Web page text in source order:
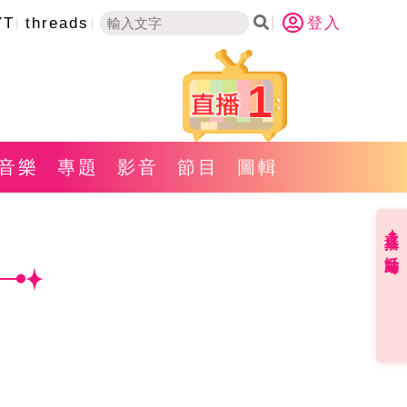
threads 登入
1
樂 專題 影音 節目 圖輯
直播✦活動